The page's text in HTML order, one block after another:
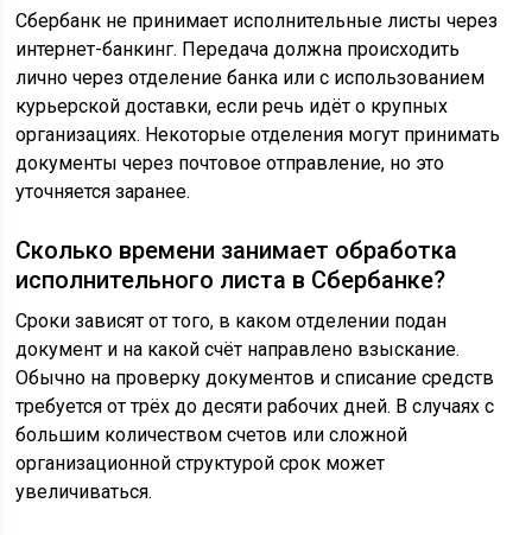
Сбербанк не принимает исполнительные листы через
интернет-банкинг. Передача должна происходить
лично через отделение банка или с использованием
курьерской доставки, если речь идёт о крупных
организациях. Некоторые отделения могут принимать
документы через почтовое отправление, но это
уточняется заранее.
Сколько времени занимает обработка
исполнительного листа в Сбербанке?
Сроки зависят от того, в каком отделении подан
документ и на какой счёт направлено взыскание.
Обычно на проверку документов и списание средств
требуется от трёх до десяти рабочих дней. В случаях с
большим количеством счетов или сложной
организационной структурой срок может
увеличиваться.